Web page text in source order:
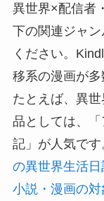
異世界×配信者
下の関連ジャ
ください。
移系の漫画が多
たとえば、異
品としては、
記」が人気で
の異世界生活
小説・漫画の